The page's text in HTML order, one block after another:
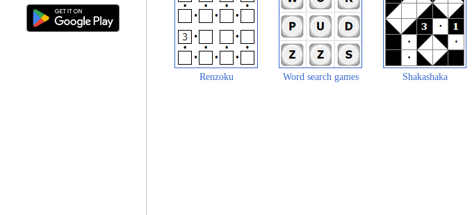
Renzoku Word search games Shakashaka